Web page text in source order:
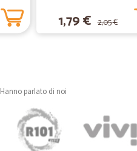
qualche riserva sulla
sapore fosse assai più
tutto come dichiarato
—
1,79 € 2,05 €
Hanno parlato di noi